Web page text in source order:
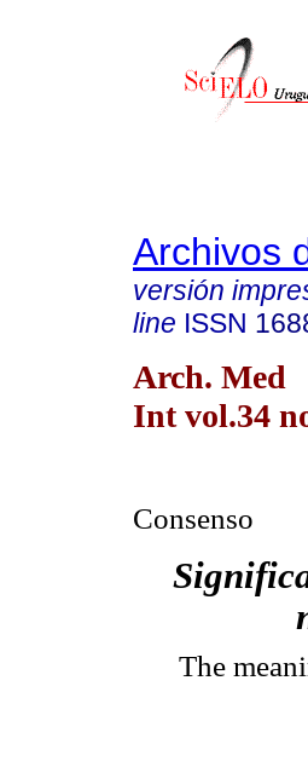
Archivos
versión
line ISSN
Arch. Med
Int vol.34
Consenso
The